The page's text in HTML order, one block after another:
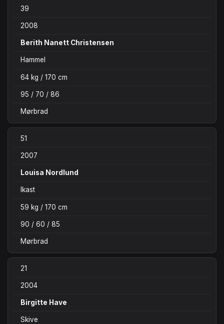
39
2008
Berith Nanett Christensen
Hammel
64 kg / 170 cm
95 / 70 / 86
Mørbrad
51
2007
Louisa Nordlund
Ikast
59 kg / 170 cm
90 / 60 / 85
Mørbrad
21
2004
Birgitte Have
Skive